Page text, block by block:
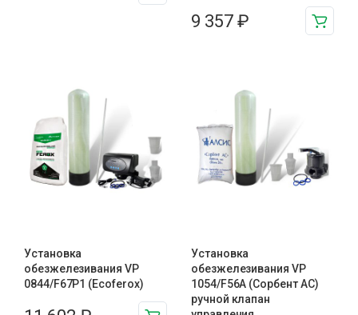
9 357 ₽
Установка
обезжелезивания VP
0844/F67P1 (Ecoferox)
Установка
обезжелезивания VP
1054/F56A (Сорбент АС)
ручной клапан